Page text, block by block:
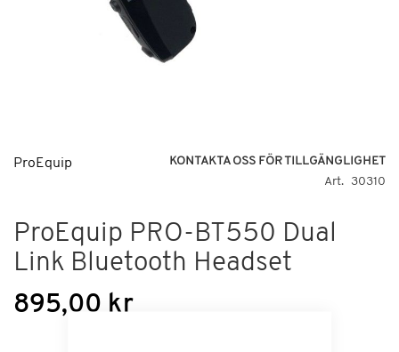
Hoppa
bildgalleriet
KONTAKTA OSS FÖR TILLGÄNGLIGHET
Art
30310
ProEquip
ProEquip PRO-BT550 Dual
Link Bluetooth Headset
895,00 kr